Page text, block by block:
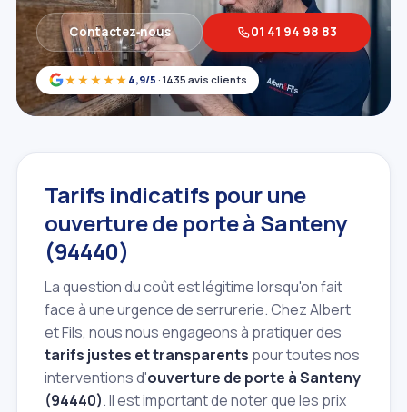
★★★★★ 4,9/5 · 1435 avis clients
Contactez‑nous 01 41 94 98 83
Tarifs indicatifs pour une
ouverture de porte à Santeny
(94440)
La question du coût est légitime lorsqu'on fait
face à une urgence de serrurerie. Chez Albert
et Fils, nous nous engageons à pratiquer des
tarifs justes et transparents pour toutes nos
interventions d'ouverture de porte à Santeny
(94440). Il est important de noter que les prix